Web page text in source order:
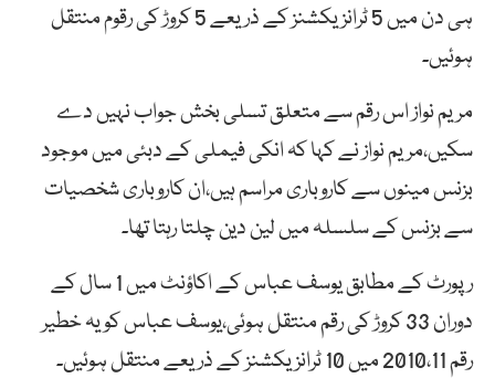
ہی دن میں 5 ٹرانزیکشنز کے ذریعے 5 کروڑ کی رقوم منتقل
ہوئیں۔
مریم نواز اس رقم سے متعلق تسلی بخش جواب نہیں دے
سکیں،مریم نواز نے کہا کہ انکی فیملی کے دبئی میں موجود
بزنس مینوں سے کاروباری مراسم ہیں،ان کاروباری شخصیات
سے بزنس کے سلسلہ میں لین دین چلتا رہتا تھا۔
رپورٹ کے مطابق یوسف عباس کے اکاؤنٹ میں 1 سال کے
دوران 33 کروڑ کی رقم منتقل ہوئی،یوسف عباس کو یہ خطیر
رقم 2010،11 میں 10 ٹرانزیکشنز کے ذریعے منتقل ہوئیں۔